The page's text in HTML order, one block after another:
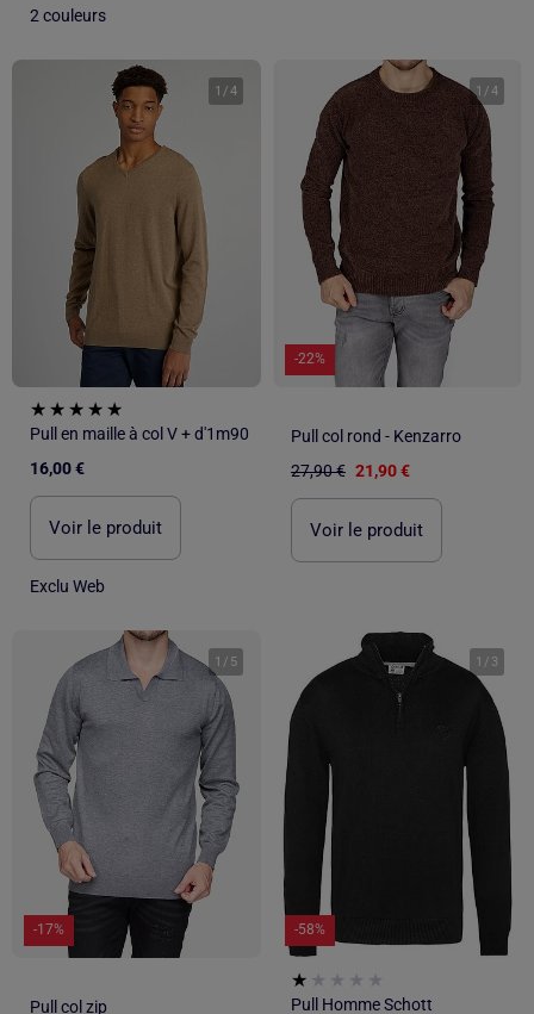
2 couleurs
1 /4
Pull en maille à col V + d'1m90
16,00 €
Voir le produit
Exclu Web
1 /4
-22%
Pull col rond - Kenzarro
27,90 € 21,90 €
Voir le produit
1 / 5
-17%
Pull col zip
1 / 3
-58%
Pull Homme Schott